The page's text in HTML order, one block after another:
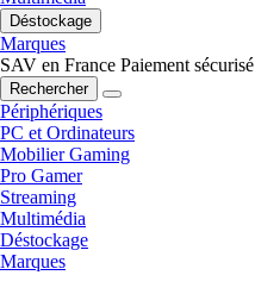
Déstockage
Marques
SAV en France Paiement sécurisé
Rechercher
Périphériques
PC et Ordinateurs
Mobilier Gaming
Pro Gamer
Streaming
Multimédia
Déstockage
Marques